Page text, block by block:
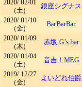
2020/ 02/01
(土)
銀座シグナス
2020/ 01/10
(金)
BarBarBar
2020/ 01/09
(木)
赤坂 G’s bar
2020/ 01/04
(土)
音吉！MEG
2019/ 12/27
(金)
よいどれ伯爵